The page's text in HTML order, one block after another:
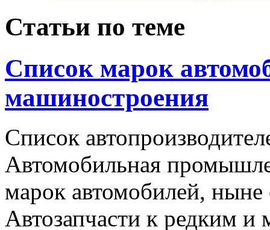
Статьи по теме
Список марок
машиностроения
Список
Автомобильная
марок автомобилей,
Автозапчасти к редким